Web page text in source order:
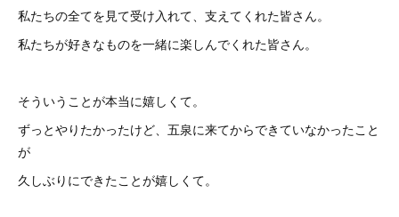
私たちの全てを見て受け入れて、支えてくれた皆さん。
私たちが好きなものを一緒に楽しんでくれた皆さん。
そういうことが本当に嬉しくて。
ずっとやりたかったけど、五泉に来てからできていなかったこと
が
久しぶりにできたことが嬉しくて。